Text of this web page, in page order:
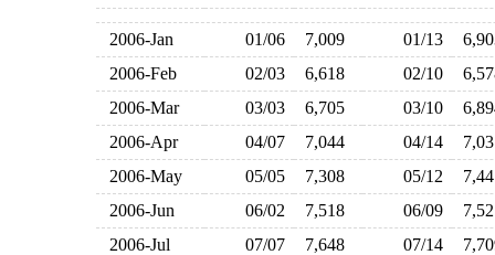
2006-Jan 01/06 7,009 01/13
2006-Feb
02/03 6,618 02/10
2006-Mar
03/03 6,705 03/10
2006-Apr
04/07 7,044 04/14
2006-May
05/05 7,308 05/12
2006-Jun
06/02 7,518 06/09
2006-Jul
07/07 7,648 07/14